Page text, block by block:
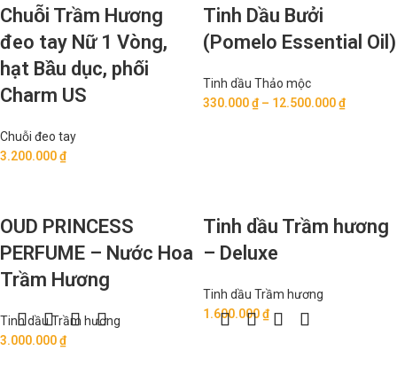
Chuỗi Trầm Hương
đeo tay Nữ 1 Vòng,
hạt Bầu dục, phối
Charm US
Chuỗi đeo tay
3.200.000₫
Tinh Dầu Bưởi
(Pomelo Essential Oil)
Tinh dầu Thảo mộc
330.000₫ – 12.500.000₫
OUD PRINCESS
PERFUME – Nước Hoa
Trầm Hương
Tinh dầu Trầm hương
3.000.000₫
Tinh dầu Trầm hương
– Deluxe
Tinh dầu Trầm hương
1.600.000₫